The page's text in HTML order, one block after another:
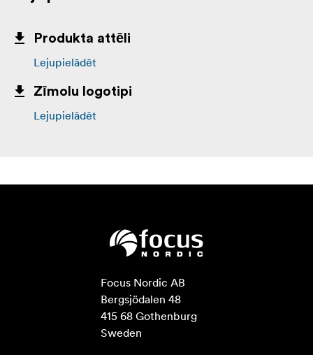
Produkta attēli
Lejupielādēt
Zīmolu logotipi
Lejupielādēt
Focus Nordic AB
Bergsjödalen 48
415 68 Gothenburg
Sweden